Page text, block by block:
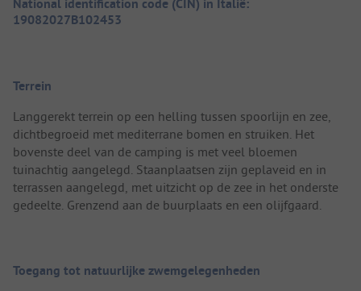
National identification code (CIN) in Italië:
19082027B102453
Terrein
Langgerekt terrein op een helling tussen spoorlijn en zee,
dichtbegroeid met mediterrane bomen en struiken. Het
bovenste deel van de camping is met veel bloemen
tuinachtig aangelegd. Staanplaatsen zijn geplaveid en in
terrassen aangelegd, met uitzicht op de zee in het onderste
gedeelte. Grenzend aan de buurplaats en een olijfgaard.
Toegang tot natuurlijke zwemgelegenheden